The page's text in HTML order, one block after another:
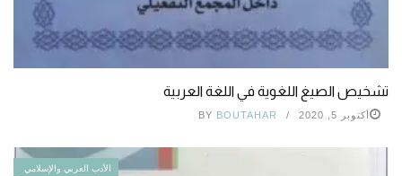
تشخيص الصيغ اللغوية في اللغة العربية
أكتوبر 5, 2020 BY BOUTAHAR
الأدب العربي والإسلامي